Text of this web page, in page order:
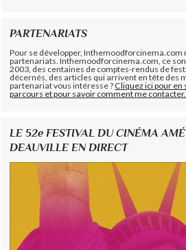
PARTENARIATS
Pour se développer,
partenariats. Inthemoodforcinema.com, ce
2003, des centaines de comptes-rendus de
décernés, des articles qui arrivent en tête des
partenariat vous intéresse ?Cliquez ici pour en
parcours et pour savoir comment me contacter.
LE 52e FESTIVAL DU CINÉMA
DEAUVILLE EN DIRECT